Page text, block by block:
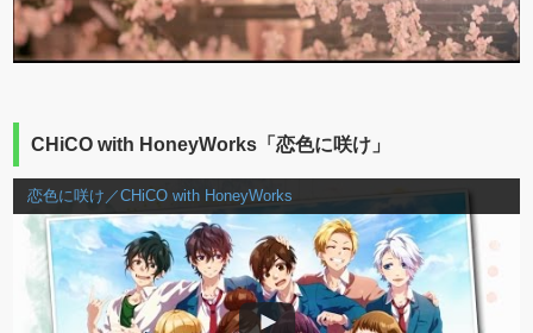
CHiCO with HoneyWorks「恋色に咲け」
恋色に咲け／CHiCO with HoneyWorks